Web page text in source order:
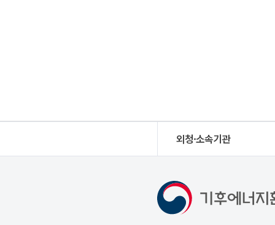
외청·소속기관